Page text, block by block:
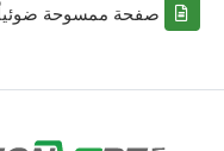
صفحة ممسوحة